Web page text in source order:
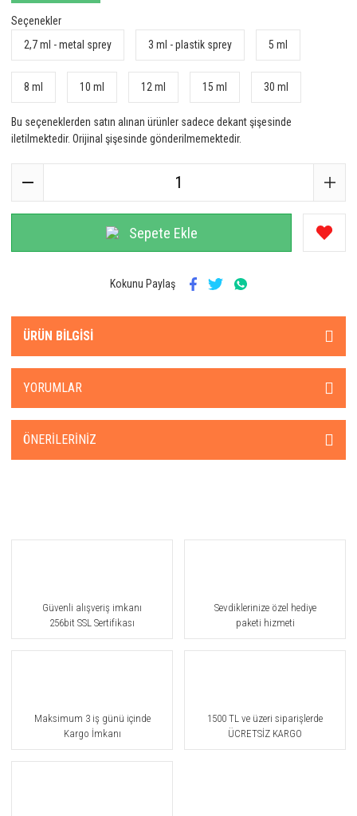
Seçenekler
2,7 ml - metal sprey
3 ml - plastik sprey 5 ml
8 ml 10 ml 12 ml 15 ml 30 ml
Bu seçeneklerden satın alınan ürünler sadece dekant şişesinde
iletilmektedir. Orijinal şişesinde gönderilmemektedir.
Sepete Ekle
Kokunu Paylaş
ÜRÜN BILGISI
YORUMLAR
ÖNERILERINIZ
Güvenli alışveriş imkanı
256bit SSL Sertifikası
Sevdiklerinize özel hediye
paketi hizmeti
Maksimum 3 iş günü içinde
Kargo İmkanı
1500 TL ve üzeri siparişlerde
ÜCRETSİZ KARGO